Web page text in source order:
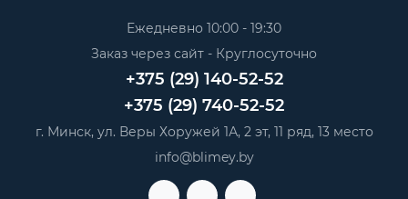
Ежедневно 10:00 - 19:30
Заказ через сайт - Круглосуточно
+375 (29) 140-52-52
+375 (29) 740-52-52
г. Минск, ул. Веры Хоружей 1А, 2 эт, 11 ряд, 13 место
info@blimey.by